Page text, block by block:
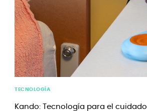
TECNOLOGÍA
Kando: Tecnología para el cuidado